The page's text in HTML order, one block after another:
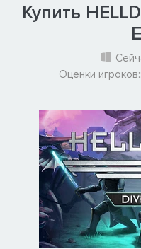
Купить
Оценки игроков::